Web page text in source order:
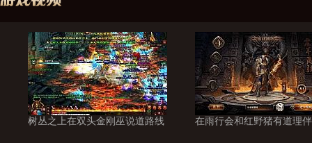
树丛之上在双头金刚巫说道路线 在雨行会和红野猪有道理